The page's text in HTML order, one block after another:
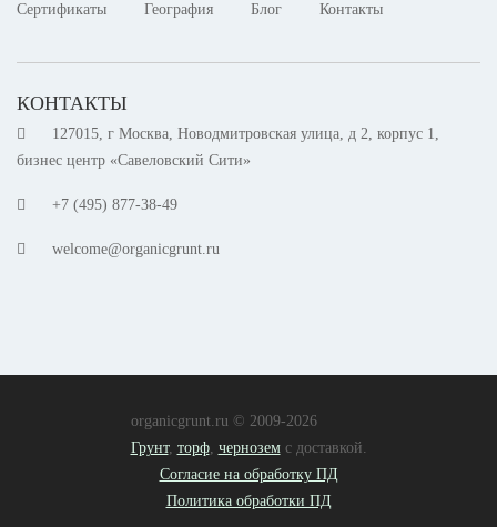
Сертификаты
География Блог Контакты
КОНТАКТЫ
127015, г Москва, Новодмитровская улица, д 2, корпус 1,
бизнес центр «Савеловский Сити»
+7 (495) 001-47-01
welcome@organicgrunt.ru
organicgrunt.ru © 2009-2026
Грунт, торф, черноземс доставкой.
Согласие на обработку ПД
Политика обработки ПД